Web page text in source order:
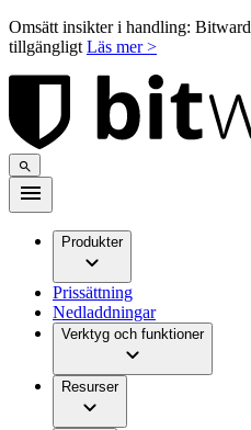
Omsätt insikter i handling:
tillgängligt Läs mer >
Produkter
Prissättning
Nedladdningar
Verktyg och funktioner
Resurser